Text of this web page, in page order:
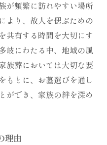
が頻繁に訪れやすい場所
より、故人を偲ぶための
共有する時間を大切にす
岐にわたる中、地域の風
族葬においては大切な要
もとに、お墓選びを通し
ができ、家族の絆を深め
理由